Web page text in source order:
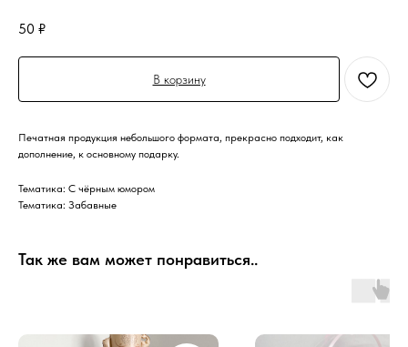
50 ₽
В корзину
Печатная продукция небольшого формата, прекрасно подходит, как
дополнение, к основному подарку.
Тематика: С чёрным юмором
Тематика: Забавные
Так же вам может понравиться..